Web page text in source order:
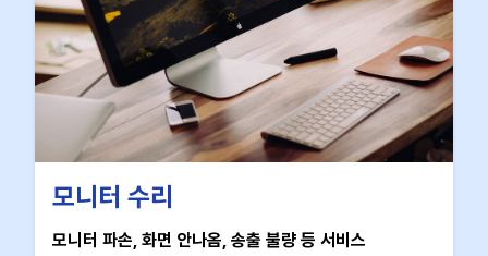
모니터 수리
모니터 파손, 화면 안나옴, 송출 불량 등 서비스